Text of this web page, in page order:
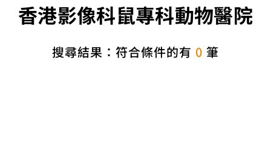
香港影像科鼠專科動物醫院
搜尋結果：符合條件的有 0 筆